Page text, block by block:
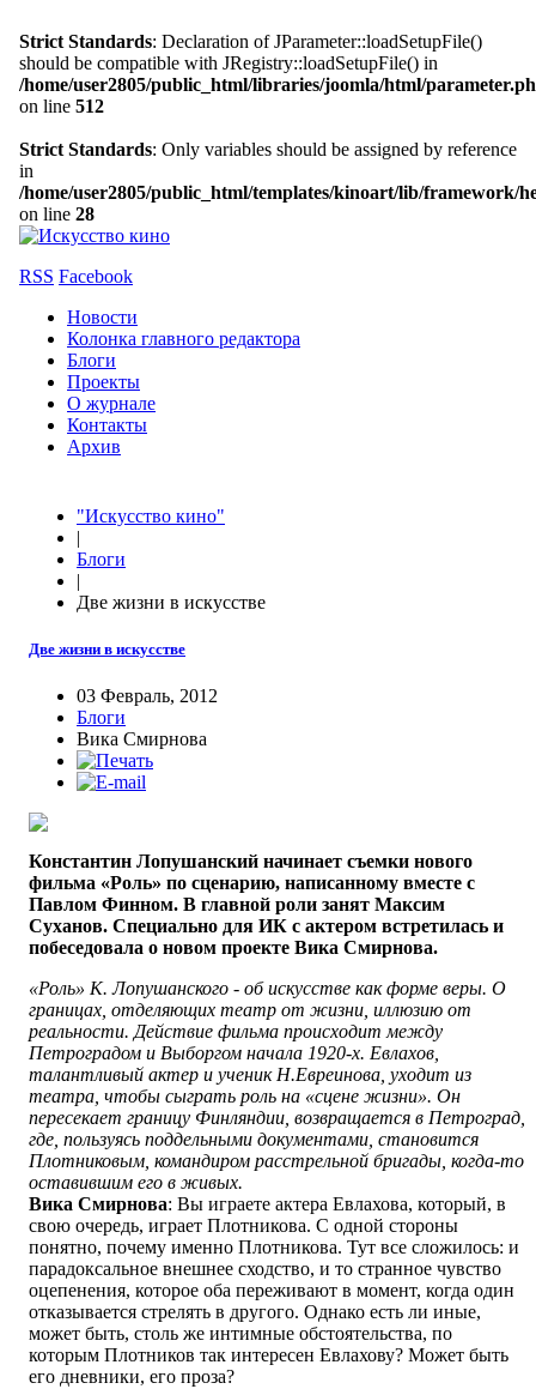
Strict Standards: Declaration of JParameter::loadSetupFile()
should be compatible with JRegistry::loadSetupFile() in
/home/user2805/public_html/libraries/joomla/html/
on line 512
Strict Standards: Only variables should be assigned by reference
in
/home/user2805/public_html/templates/kinoart/lib/framework/
on line 28
RSS Facebook
Новости
Колонка главного редактора
Блоги
Проекты
О журнале
Контакты
Архив
"Искусство кино"
|
Блоги
|
Две жизни в искусстве
Две жизни в искусстве
03 Февраль, 2012
Блоги
Вика Смирнова
Константин Лопушанский начинает съемки нового
фильма «Роль» по сценарию, написанному вместе с
Павлом Финном. В главной роли занят Максим
Суханов. Специально для ИК с актером встретилась и
побеседовала о новом проекте Вика Смирнова.
«Роль» К. Лопушанского - об искусстве как форме веры. О
границах, отделяющих театр от жизни, иллюзию от
реальности. Действие фильма происходит между
Петроградом и Выборгом начала 1920-х. Евлахов,
талантливый актер и ученик Н.Евреинова, уходит из
театра, чтобы сыграть роль на «сцене жизни». Он
пересекает границу Финляндии, возвращается в Петроград,
где, пользуясь поддельными документами, становится
Плотниковым, командиром расстрельной бригады, когда-то
оставившим его в живых.
Вика Смирнова: Вы играете актера Евлахова, который, в
свою очередь, играет Плотникова. С одной стороны
понятно, почему именно Плотникова. Тут все сложилось: и
парадоксальное внешнее сходство, и то странное чувство
оцепенения, которое оба переживают в момент, когда один
отказывается стрелять в другого. Однако есть ли иные,
может быть, столь же интимные обстоятельства, по
которым Плотников так интересен Евлахову? Может быть
его дневники, его проза?